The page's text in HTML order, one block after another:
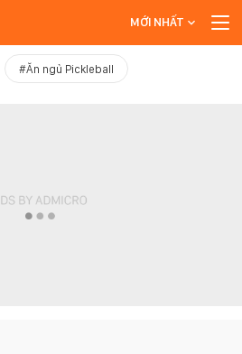
MỚI NHẤT
#Ăn ngủ Pickleball